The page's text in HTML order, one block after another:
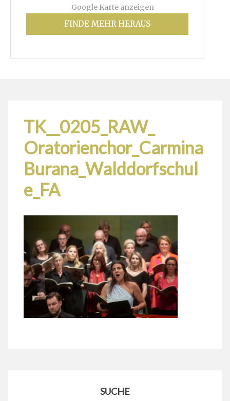
Google Karte anzeigen
FINDE MEHR HERAUS
TK__0205_RAW_
Oratorienchor_Carmina
Burana_Walddorfschul
e_FA
SUCHE